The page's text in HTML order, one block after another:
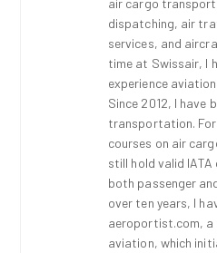
air cargo
dispatching, air
services, and
time at Swissair, I
experience
Since 2012, I have
transportation.
courses on air
still hold valid
both passenger
over ten years, I
aeroportist.com, a
aviation, which